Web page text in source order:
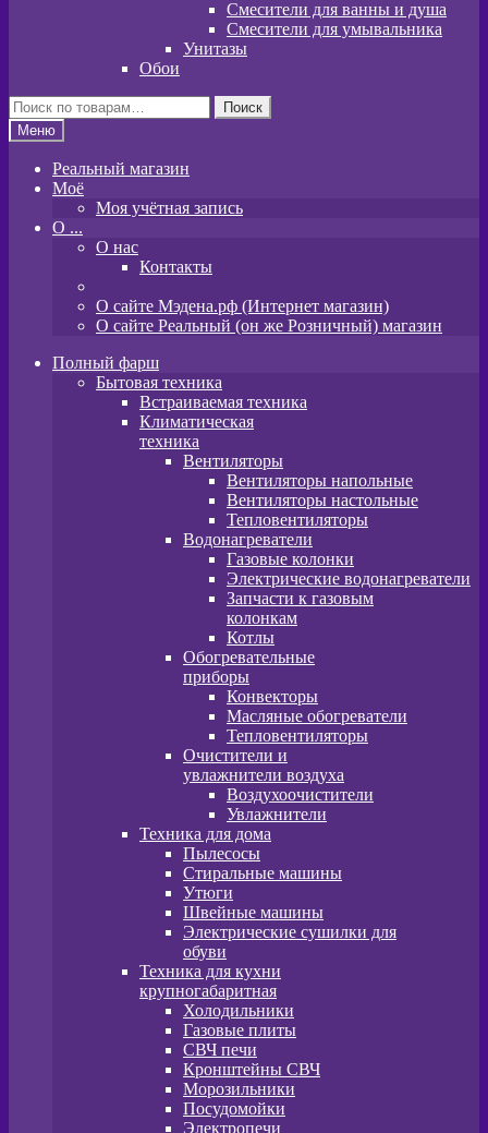
Смесители для ванны и душа
Смесители для умывальника
Унитазы
Обои
Искать:
Поиск
Меню
Реальный магазин
Моё
Моя учётная запись
O ...
О нас
Контакты
О сайте Мэдена.рф (Интернет магазин)
О сайте Реальный (он же Розничный) магазин
Полный фарш
Бытовая техника
Встраиваемая техника
Климатическая
техника
Вентиляторы
Вентиляторы напольные
Вентиляторы настольные
Тепловентиляторы
Водонагреватели
Газовые колонки
Электрические водонагреватели
Запчасти к газовым
колонкам
Котлы
Обогревательные
приборы
Конвекторы
Масляные обогреватели
Тепловентиляторы
Очистители и
увлажнители воздуха
Воздухоочистители
Увлажнители
Техника для дома
Пылесосы
Стиральные машины
Утюги
Швейные машины
Электрические сушилки для
обуви
Техника для кухни
крупногабаритная
Холодильники
Газовые плиты
СВЧ печи
Кронштейны СВЧ
Морозильники
Посудомойки
Электропечи